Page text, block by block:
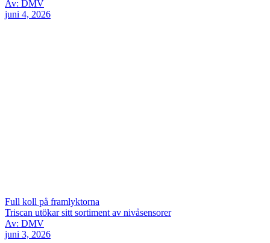
Av: DMV
juni 4, 2026
Full koll på framlyktorna
Triscan utökar sitt sortiment av nivåsensorer
Av: DMV
juni 3, 2026